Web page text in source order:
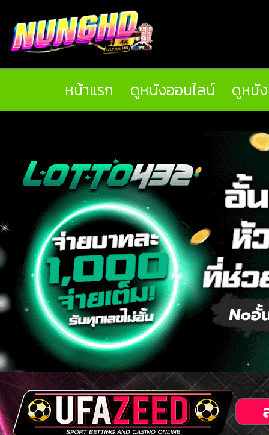
หน้าแรก ดูหนังออนไลน์ ดูหนั